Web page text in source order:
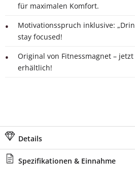
für maximalen Komfort.
Motivationsspruch inklusive:
stay focused!
Original von Fitnessmagnet –
erhältlich!
Details
Spezifikationen & Einnahme